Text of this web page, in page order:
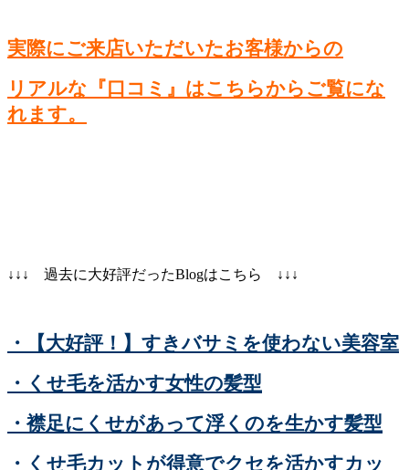
実際にご来店いただいたお客様からの
リアルな『口コミ』はこちらからご覧にな
れます。
↓↓↓ 過去に大好評だったBlogはこちら ↓↓↓
・【大好評！】すきバサミを使わない美容室
・くせ毛を活かす女性の髪型
・襟足にくせがあって浮くのを生かす髪型
・くせ毛カットが得意でクセを活かすカッ